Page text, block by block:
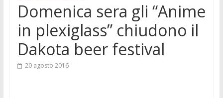
Domenica sera gli “Anime
in plexiglass” chiudono il
Dakota beer festival
20 agosto 2016